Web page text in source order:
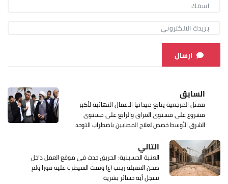
ارسال
السابق
ممثل المرجعية يتابع ميدانيا الاعمال النهائية لأكبر
مشروع على مستوى العراق والرابع على مستوى
الشرق الأوسط خصص لعلاج المصابين باضطراب التوحد
التالي
العتبة الحسينية: الحريق حدث في موقع العمل داخل
صحن العقيلة زينب (ع) وتمت السيطرة عليه فورا ولم
تسجل أية خسائر بشرية